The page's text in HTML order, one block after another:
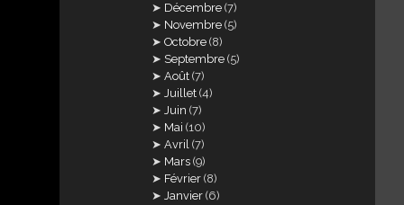
Décembre (7)
Novembre (5)
Octobre (8)
Septembre (5)
Août (7)
Juillet (4)
Juin (7)
Mai (10)
Avril (7)
Mars (9)
Février (8)
Janvier (6)